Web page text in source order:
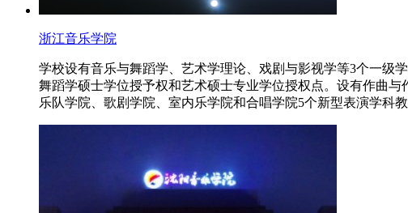
浙江音乐学院
学校设有音乐与舞蹈学、艺术学理论、戏剧与影视学等3个一级
舞蹈学硕士学位授予权和艺术硕士专业学位授权点。设有作曲
乐队学院、歌剧学院、室内乐学院和合唱学院5个新型表演学科